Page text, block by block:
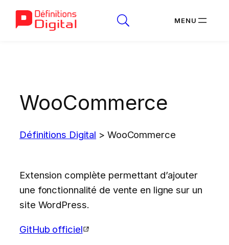
WooCommerce
Définitions Digital > WooCommerce
Extension complète permettant d’ajouter
une fonctionnalité de vente en ligne sur un
site WordPress.
GitHub officiel